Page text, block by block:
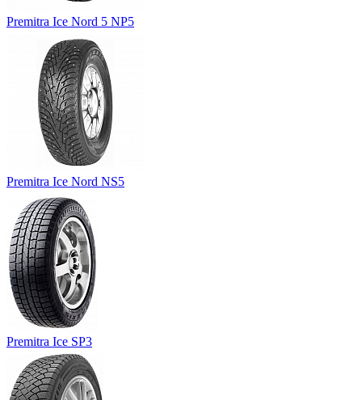
Premitra Ice Nord 5 NP5
Premitra Ice Nord NS5
Premitra Ice SP3